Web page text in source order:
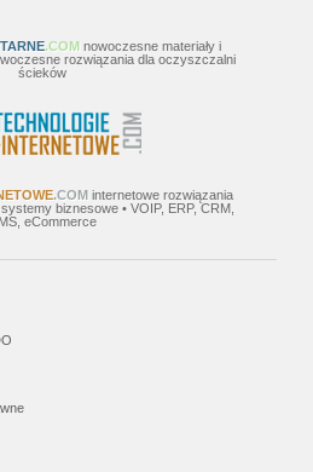
.COMnowoczesne materiały i
rozwiązania dla oczyszczalni
ścieków
.COM internetowe rozwiązania
biznesowe • VOIP, ERP, CRM,
eCommerce